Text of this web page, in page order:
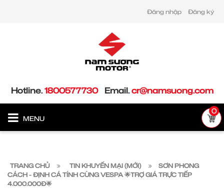
Đăng nhập Đăng ký
Hotline.1800577730 Email.cr@namsuong.com
MENU
0
TRANG CHỦ TIN KHUYẾN MẠI (MỚI)
SƠN PHONG
CÁCH - ĐỊNH CÁ TÍNH CÙNG VESPA 🌟TRỢ GIÁ TRỰC TIẾP
4.000.000Đ🌟